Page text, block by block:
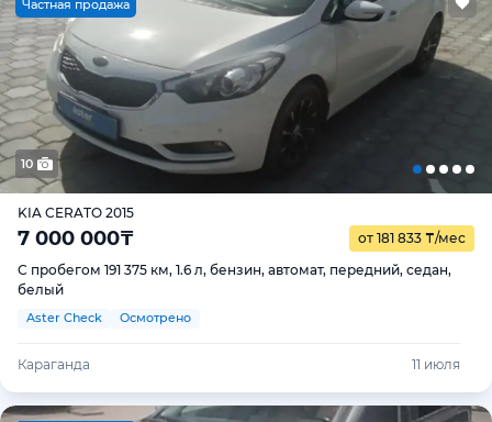
Частная продажа
10
KIA CERATO 2015
7 000 000₸ от 181 833 ₸/мес
С пробегом 191 375 км, 1.6 л, бензин, автомат, передний, седан,
белый
Aster Check Осмотрено
Караганда 11 июля